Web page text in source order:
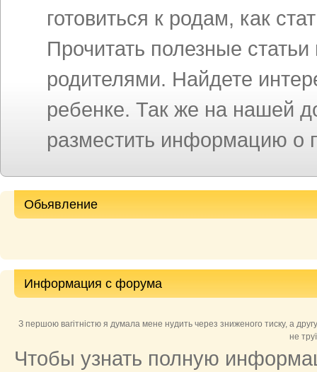
готовиться к родам, как
Прочитать полезные
родителями. Найдете
ребенке. Так же на нашей
разместить информацию о
Обьявление
Информация с форума
З першою вагітністю я думала мене нудить через зниженого тиску, а
не
Чтобы узнать полную